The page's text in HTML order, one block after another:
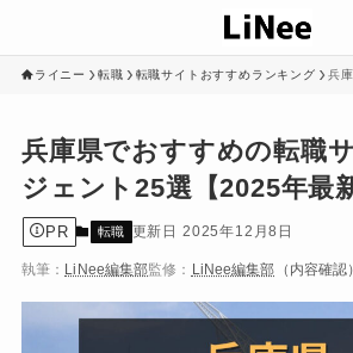
ライニー 転職 転職サイトおすすめランキング 兵
兵庫県でおすすめの転職
ジェント25選【2025年最
PR 転職 2025年12月8日
執筆： LiNee編集部監修： LiNee編集部 （内容確認）